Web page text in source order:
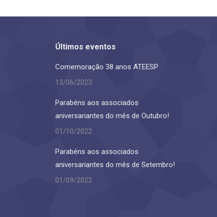
Últimos eventos
Comemoração 38 anos ATEESP
13/06/2023
Parabéns aos associados
aniversariantes do mês de Outubro!
01/10/2022
Parabéns aos associados
aniversariantes do mês de Setembro!
01/09/2022